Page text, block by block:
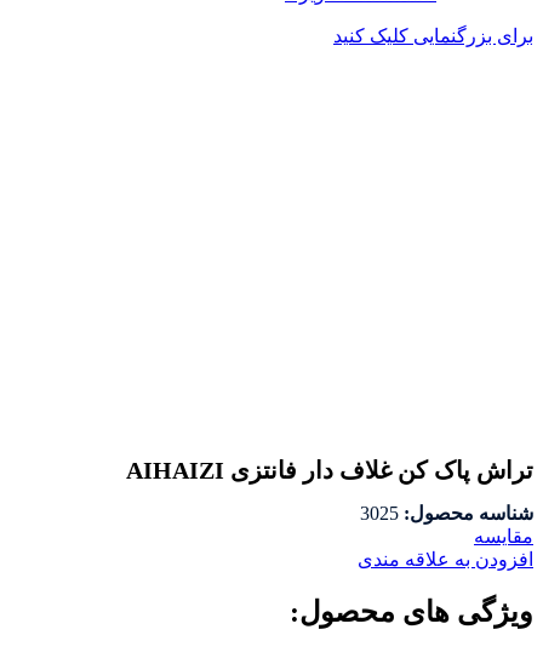
برای بزرگنمایی کلیک کنید
تراش پاک کن غلاف دار فانتزی AIHAIZI
شناسه محصول: 3025
مقايسه
افزودن به علاقه مندی
ویژگی های محصول: